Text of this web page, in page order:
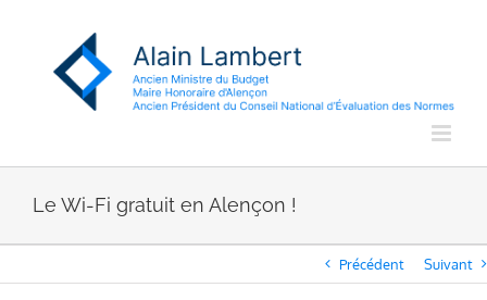
Le Wi-Fi gratuit en Alençon !
Précédent Suivant